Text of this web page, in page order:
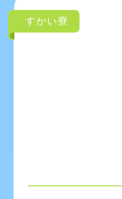
すかい寮